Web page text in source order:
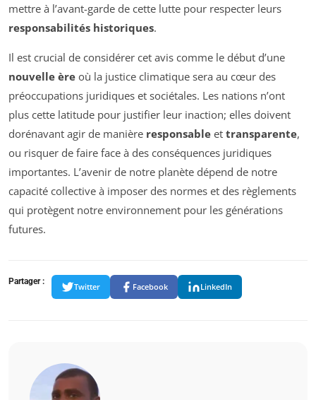
mettre à l’avant-garde de cette lutte pour respecter leurs
responsabilités historiques.
Il est crucial de considérer cet avis comme le début d’une
nouvelle ère où la justice climatique sera au cœur des
préoccupations juridiques et sociétales. Les nations n’ont
plus cette latitude pour justifier leur inaction; elles doivent
dorénavant agir de manière responsable et transparente,
ou risquer de faire face à des conséquences juridiques
importantes. L’avenir de notre planète dépend de notre
capacité collective à imposer des normes et des règlements
qui protègent notre environnement pour les générations
futures.
Partager :
Twitter Facebook LinkedIn